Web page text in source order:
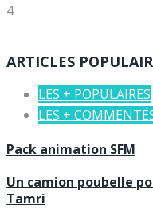
4
ARTICLES
LES + POPULAIRES
LES +
Pack animation SFM
Un camion poubelle
Tamri